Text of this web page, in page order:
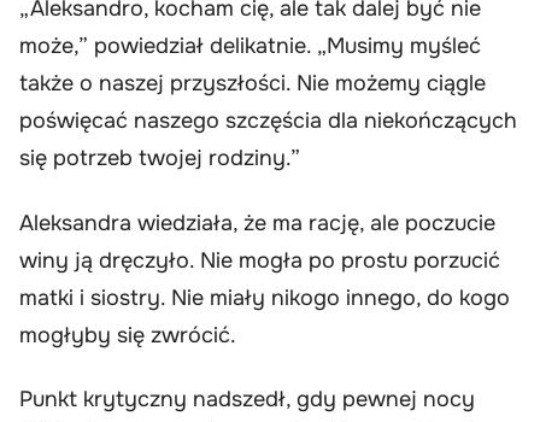
„Aleksandro, kocham cię, ale tak dalej być nie
może,” powiedział delikatnie. „Musimy myśleć
także o naszej przyszłości. Nie możemy ciągle
poświęcać naszego szczęścia dla niekończących
się potrzeb twojej rodziny.”
Aleksandra wiedziała, że ma rację, ale poczucie
winy ją dręczyło. Nie mogła po prostu porzucić
matki i siostry. Nie miały nikogo innego, do kogo
mogłyby się zwrócić.
Punkt krytyczny nadszedł, gdy pewnej nocy